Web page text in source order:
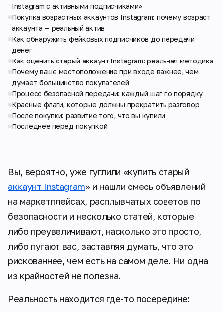
Instagram с активными подписчиками»
Покупка возрастных аккаунтов Instagram: почему возраст
аккаунта — реальный актив
Как обнаружить фейковых подписчиков до передачи
денег
Как оценить старый аккаунт Instagram: реальная методика
Почему ваше местоположение при входе важнее, чем
думает большинство покупателей
Процесс безопасной передачи: каждый шаг по порядку
Красные флаги, которые должны прекратить разговор
После покупки: развитие того, что вы купили
Последнее перед покупкой
Вы, вероятно, уже гуглили «купить старый
аккаунт Instagram» и нашли смесь объявлений
на маркетплейсах, расплывчатых советов по
безопасности и несколько статей, которые
либо преувеличивают, насколько это просто,
либо пугают вас, заставляя думать, что это
рискованнее, чем есть на самом деле. Ни одна
из крайностей не полезна.
Реальность находится где-то посередине: